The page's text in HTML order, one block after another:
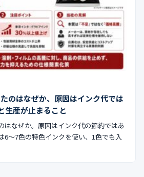
🇰🇷🇹🇼🇻🇳
のはなぜか、原因はインク代では
生産が止まること
はなぜか。原因はインク代の節約ではあ
6〜7色の特色インクを使い、1色でも入